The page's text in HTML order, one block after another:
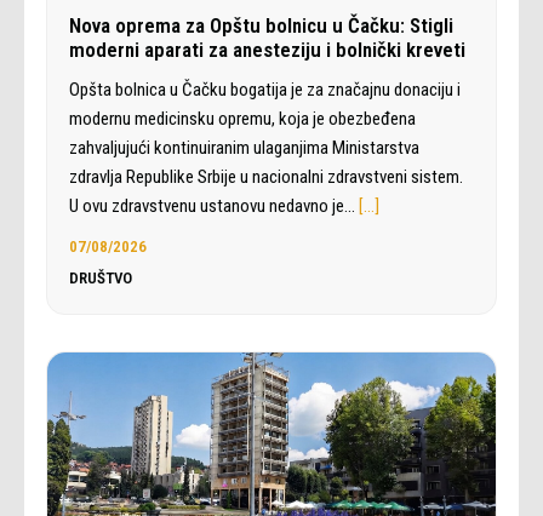
Nova oprema za Opštu bolnicu u Čačku: Stigli
moderni aparati za anesteziju i bolnički kreveti
Opšta bolnica u Čačku bogatija je za značajnu donaciju i
modernu medicinsku opremu, koja je obezbeđena
zahvaljujući kontinuiranim ulaganjima Ministarstva
zdravlja Republike Srbije u nacionalni zdravstveni sistem.
U ovu zdravstvenu ustanovu nedavno je… […]
07/08/2026
DRUŠTVO